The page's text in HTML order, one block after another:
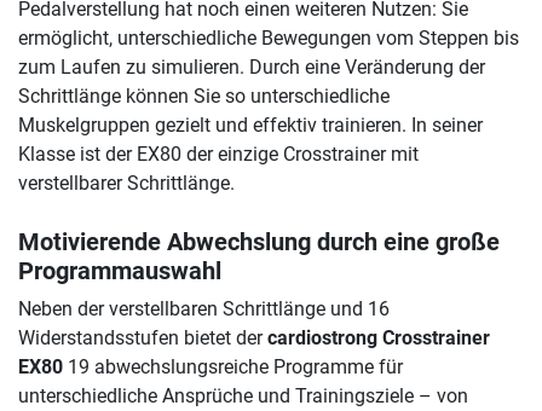
Pedalverstellung hat noch einen weiteren Nutzen: Sie
ermöglicht, unterschiedliche Bewegungen vom Steppen bis
zum Laufen zu simulieren. Durch eine Veränderung der
Schrittlänge können Sie so unterschiedliche
Muskelgruppen gezielt und effektiv trainieren. In seiner
Klasse ist der EX80 der einzige Crosstrainer mit
verstellbarer Schrittlänge.
Motivierende Abwechslung durch eine große
Programmauswahl
Neben der verstellbaren Schrittlänge und 16
Widerstandsstufen bietet dercardiostrong Crosstrainer
EX80 19 abwechslungsreiche Programme für
unterschiedliche Ansprüche und Trainingsziele – von